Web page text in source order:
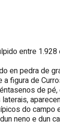
entre 1.928
en pedra de
figura de
de
do campo
neno e dun